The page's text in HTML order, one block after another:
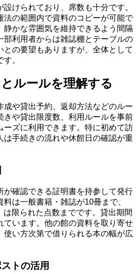
けられており、席数も十分です。
法の範囲内で資料のコピーが可能で
静かな雰囲気を維持できるよう間隔
部利用者からは雑誌棚とテーブルの
との要望もありますが、全体として
。
ルールを理解する
成や貸出予約、返却方法などのルー
きや貸出限度数、利用ルールを事前
ーズに利用できます。特に初めて訪
は手続きの流れや休館日の確認が重
が確認できる証明書を持参して発行
は一般書籍・雑誌が10冊まで、
限られた点数までです。貸出期間
ています。他の館の資料を取り寄せ
使い方次第で借りられる本の幅が広
トの活用